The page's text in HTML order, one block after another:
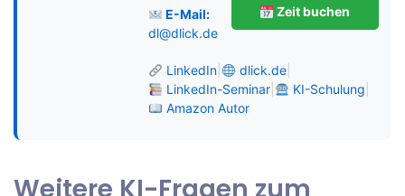
E-Mail:
dl@dlick.de
Zeit buchen
LinkedIn| dlick.de|
LinkedIn-Seminar| KI-Schulung
Amazon Autor